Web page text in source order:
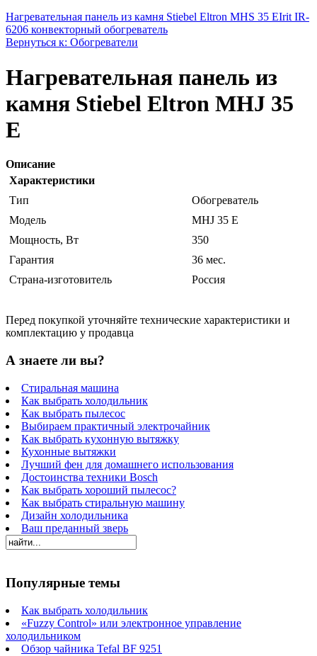
Нагревательная панель из камня Stiebel Eltron MHS 35 EIrit IR-
6206 конвекторный обогреватель
Вернуться к: Обогреватели
Нагревательная панель из
камня Stiebel Eltron MHJ 35
E
Описание
Характеристики
Тип
Обогреватель
Модель
MHJ 35 E
Мощность, Вт
350
Гарантия
36 мес.
Страна-изготовитель
Россия
Перед покупкой уточняйте технические характеристики и
комплектацию у продавца
А знаете ли вы?
Стиральная машина
Как выбрать холодильник
Как выбрать пылесос
Выбираем практичный электрочайник
Как выбрать кухонную вытяжку
Кухонные вытяжки
Лучший фен для домашнего использования
Достоинства техники Bosch
Как выбрать хороший пылесос?
Как выбрать стиральную машину
Дизайн холодильника
Ваш преданный зверь
Популярные темы
Как выбрать холодильник
«Fuzzy Control» или электронное управление
холодильником
Обзор чайника Tefal BF 9251